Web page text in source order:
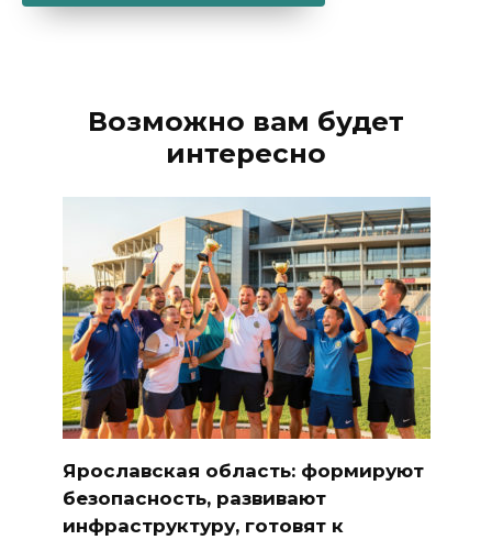
Возможно вам будет
интересно
Ярославская область: формируют
безопасность, развивают
инфраструктуру, готовят к